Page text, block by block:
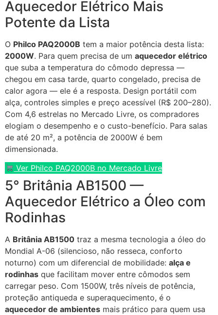
Aquecedor Elétrico Mais
Potente da Lista
O Philco PAQ2000B tem a maior potência desta lista:
2000W. Para quem precisa de um aquecedor elétrico
que suba a temperatura do cômodo depressa —
chegou em casa tarde, quarto congelado, precisa de
calor agora — ele é a resposta. Design portátil com
alça, controles simples e preço acessível (R$ 200–280).
Com 4,6 estrelas no Mercado Livre, os compradores
elogiam o desempenho e o custo-benefício. Para salas
de até 20 m², a potência de 2000W é bem
dimensionada.
Ver Philco PAQ2000B no Mercado Livre
5° Britânia AB1500 —
Aquecedor Elétrico a Óleo com
Rodinhas
A Britânia AB1500 traz a mesma tecnologia a óleo do
Mondial A-06 (silencioso, não resseca, conforto
noturno) com um diferencial de mobilidade: alça e
rodinhas que facilitam mover entre cômodos sem
carregar peso. Com 1500W, três níveis de potência,
proteção antiqueda e superaquecimento, é o
aquecedor de ambientes mais prático para quem usa